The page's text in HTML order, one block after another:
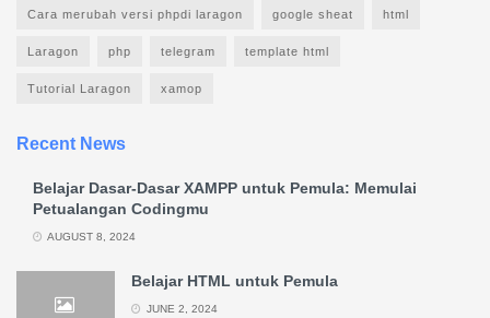
Cara merubah versi phpdi laragon google sheat html
Laragon php telegram template html
Tutorial Laragon xamop
Recent News
Belajar Dasar-Dasar XAMPP untuk Pemula: Memulai
Petualangan Codingmu
AUGUST 8, 2024
Belajar HTML untuk Pemula
JUNE 2, 2024